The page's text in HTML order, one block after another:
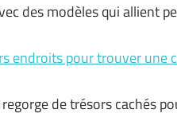
des modèles qui allient
endroits pour trouver une
de trésors cachés